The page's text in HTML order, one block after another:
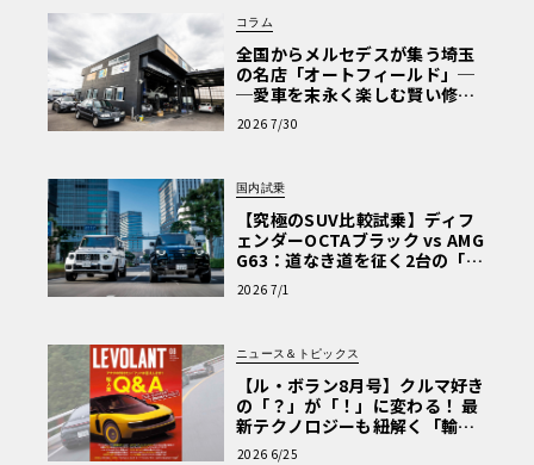
コラム
全国からメルセデスが集う埼玉
の名店「オートフィールド」─
─愛車を末永く楽しむ賢い修理
術と、プロがフックス製オイル
を選ぶ理由〈PR〉
2026 7/30
国内試乗
【究極のSUV比較試乗】ディフ
ェンダーOCTAブラック vs AMG
G63：道なき道を征く2台の「対
極的アプローチ」
2026 7/1
ニュース＆トピックス
【ル・ボラン8月号】クルマ好き
の「？」が「！」に変わる！ 最
新テクノロジーも紐解く「輸入
車Q&A」
2026 6/25